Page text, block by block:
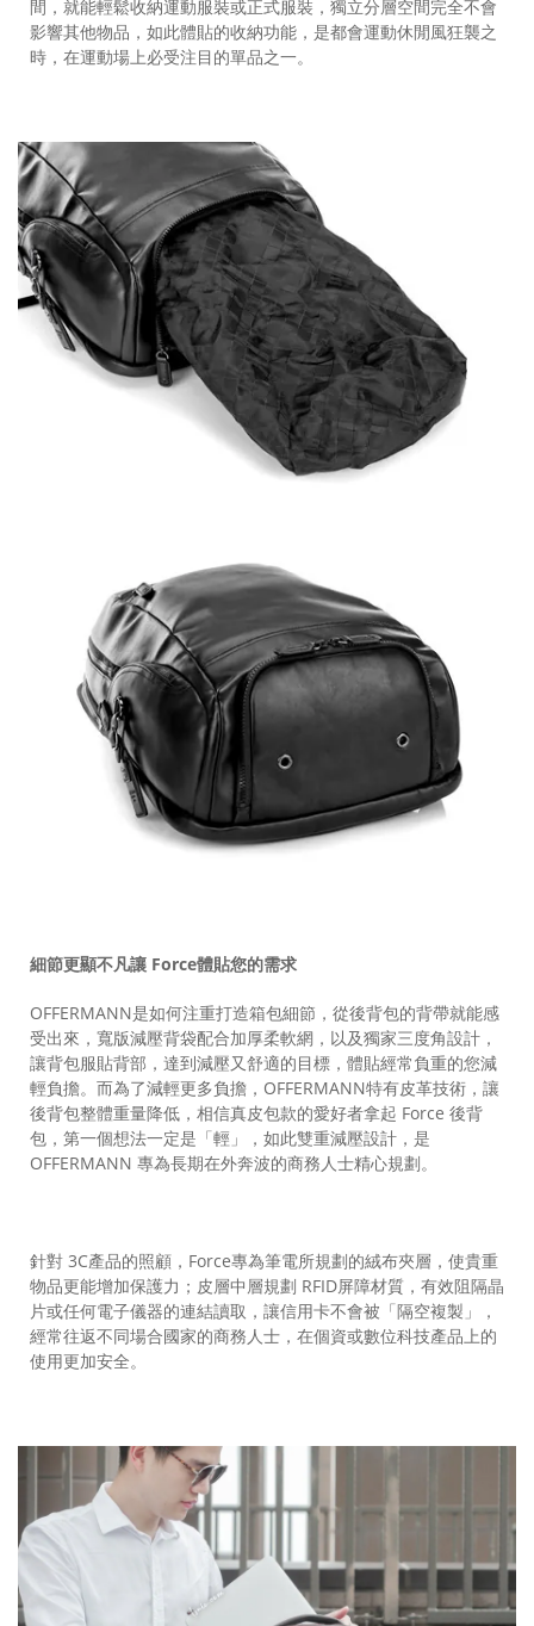
間，就能輕鬆收納運動服裝或正式服裝，獨立分層空間完全不會
影響其他物品，如此體貼的收納功能，是都會運動休閒風狂襲之
時，在運動場上必受注目的單品之一。
細節更顯不凡讓 Force體貼您的需求
OFFERMANN是如何注重打造箱包細節，從後背包的背帶就能感
受出來，寬版減壓背袋配合加厚柔軟網，以及獨家三度角設計，
讓背包服貼背部，達到減壓又舒適的目標，體貼經常負重的您減
輕負擔。而為了減輕更多負擔，OFFERMANN特有皮革技術，讓
後背包整體重量降低，相信真皮包款的愛好者拿起 Force 後背
包，第一個想法一定是「輕」，如此雙重減壓設計，是
OFFERMANN 專為長期在外奔波的商務人士精心規劃。
針對 3C產品的照顧，Force專為筆電所規劃的絨布夾層，使貴重
物品更能增加保護力；皮層中層規劃 RFID屏障材質，有效阻隔晶
片或任何電子儀器的連結讀取，讓信用卡不會被「隔空複製」，
經常往返不同場合國家的商務人士，在個資或數位科技產品上的
使用更加安全。